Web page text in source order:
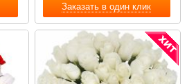
Заказать в один клик